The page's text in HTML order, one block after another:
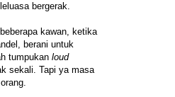
bergerak.
kawan, ketika
berani untuk
tumpukan loud
sekali. Tapi ya masa